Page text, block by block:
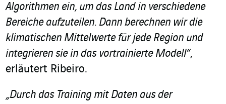
Algorithmen ein, um das Land in verschiedene
Bereiche aufzuteilen. Dann berechnen wir die
klimatischen Mittelwerte für jede Region und
integrieren sie in das vortrainierte Modell“,
erläutert Ribeiro.
„Durch das Training mit Daten aus der